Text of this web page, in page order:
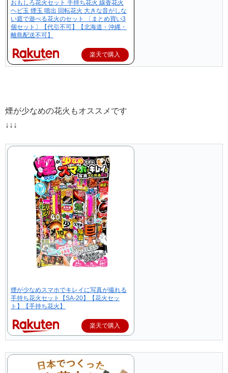
おもしろ花火セット 手持ち花火 線香花火
ヘビ玉 煙玉 噴出 回転花火 大きな音がしな
い庭で遊べる花火のセット 〔まとめ買い3
個セット〕【代引不可】【北海道・沖縄・
離島配送不可】
楽天で購入
煙が少なめの花火もオススメです
↓↓↓
煙が少なめスマホでキレイに写真が撮れる
手持ち花火セット【SA-20】【花火セッ
ト】【手持ち花火】
楽天で購入